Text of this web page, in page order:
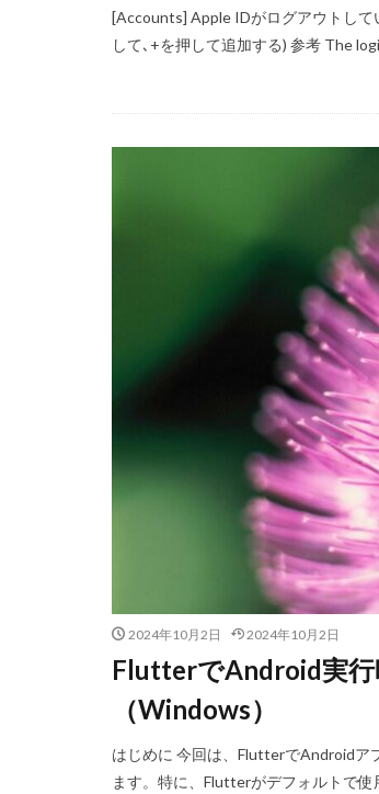
[Accounts] Apple IDがログアウトして
して､+を押して追加する) 参考 The
2024年10月2日 2024年10月2日
FlutterでAndroid実行
（Windows）
はじめに 今回は、FlutterでAndroidア
ます。特に、Flutterがデフォルトで使